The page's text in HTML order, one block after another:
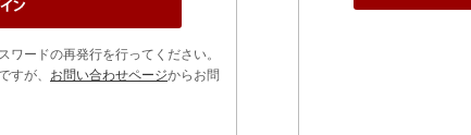
ワードの再発行を行ってください。
すが、 お問い合わせページからお問